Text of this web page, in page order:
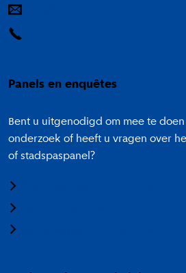
Panels en enquêtes
Bent u uitgenodigd om mee te doen
onderzoek of heeft u vragen over
of stadspaspanel?